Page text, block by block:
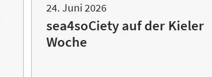
24. Juni 2026
sea4soCiety auf der Kieler
Woche